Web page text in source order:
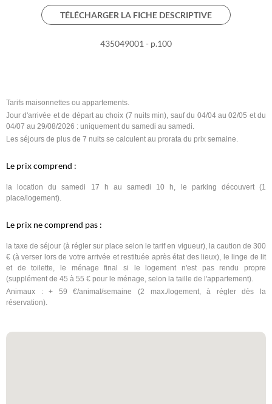
TÉLÉCHARGER LA FICHE DESCRIPTIVE
435049001 - p.100
Tarifs maisonnettes ou appartements.
Jour d'arrivée et de départ au choix (7 nuits min), sauf du 04/04 au 02/05 et du
04/07 au 29/08/2026 : uniquement du samedi au samedi.
Les séjours de plus de 7 nuits se calculent au prorata du prix semaine.
Le prix comprend :
la location du samedi 17 h au samedi 10 h, le parking découvert (1
place/logement).
Le prix ne comprend pas :
la taxe de séjour (à régler sur place selon le tarif en vigueur), la caution de 300
€ (à verser lors de votre arrivée et restituée après état des lieux), le linge de lit
et de toilette, le ménage final si le logement n'est pas rendu propre
(supplément de 45 à 55 € pour le ménage, selon la taille de l'appartement).
Animaux : + 59 €/animal/semaine (2 max./logement, à régler dès la
réservation).